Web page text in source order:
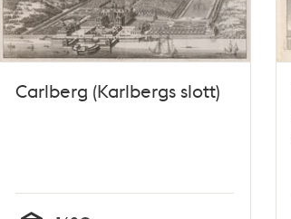
Carlberg (Karlbergs slott)